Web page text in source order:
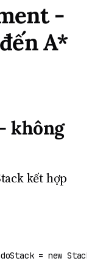
-
A*
không
kết hợp
= new